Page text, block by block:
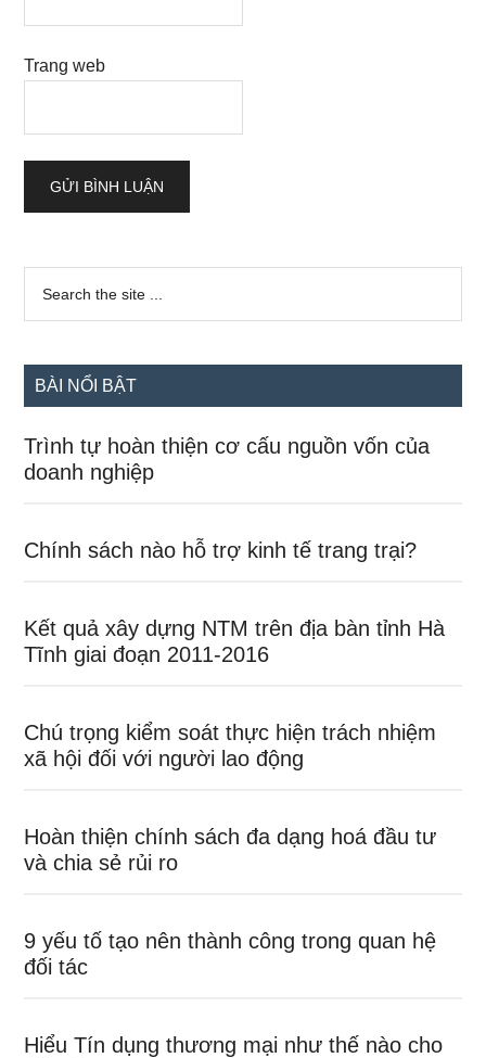
Trang web
Sidebar
chính
...
BÀI NỔI BẬT
Trình tự hoàn thiện cơ cấu nguồn vốn của
doanh nghiệp
Chính sách nào hỗ trợ kinh tế trang trại?
Kết quả xây dựng NTM trên địa bàn tỉnh Hà
Tĩnh giai đoạn 2011-2016
Chú trọng kiểm soát thực hiện trách nhiệm
xã hội đối với người lao động
Hoàn thiện chính sách đa dạng hoá đầu tư
và chia sẻ rủi ro
9 yếu tố tạo nên thành công trong quan hệ
đối tác
Hiểu Tín dụng thương mại như thế nào cho